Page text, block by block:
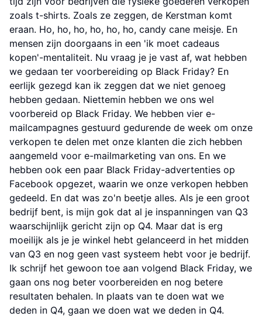
zoals t-shirts. Zoals ze zeggen, de Kerstman komt
eraan. Ho, ho, ho, ho, ho, ho, candy cane meisje. En
mensen zijn doorgaans in een 'ik moet cadeaus
kopen'-mentaliteit. Nu vraag je je vast af, wat hebben
we gedaan ter voorbereiding op Black Friday? En
eerlijk gezegd kan ik zeggen dat we niet genoeg
hebben gedaan. Niettemin hebben we ons wel
voorbereid op Black Friday. We hebben vier e-
mailcampagnes gestuurd gedurende de week om onze
verkopen te delen met onze klanten die zich hebben
aangemeld voor e-mailmarketing van ons. En we
hebben ook een paar Black Friday-advertenties op
Facebook opgezet, waarin we onze verkopen hebben
gedeeld. En dat was zo'n beetje alles. Als je een groot
bedrijf bent, is mijn gok dat al je inspanningen van Q3
waarschijnlijk gericht zijn op Q4. Maar dat is erg
moeilijk als je je winkel hebt gelanceerd in het midden
van Q3 en nog geen vast systeem hebt voor je bedrijf.
Ik schrijf het gewoon toe aan volgend Black Friday, we
gaan ons nog beter voorbereiden en nog betere
resultaten behalen. In plaats van te doen wat we
deden in Q4, gaan we doen wat we deden in Q4.